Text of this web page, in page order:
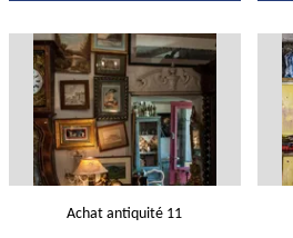
Achat antiquité 11